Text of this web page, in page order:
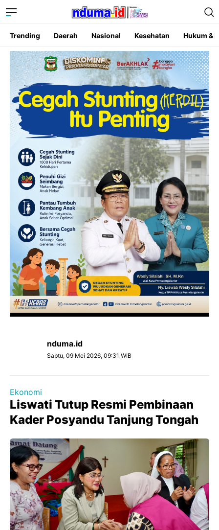
Trending Daerah Nasional Kesehatan Hukum &
nduma.id
Sabtu, 09 Mei 2026, 09:31 WIB
Ekonomi
Liswati Tutup Resmi Pembinaan
Kader Posyandu Tanjung Tongah